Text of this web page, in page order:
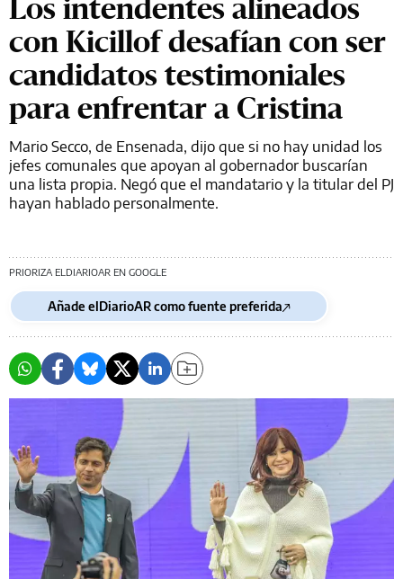
con Kicillof desafían con ser
candidatos testimoniales
para enfrentar a Cristina
Mario Secco, de Ensenada, dijo que si no hay unidad los
jefes comunales que apoyan al gobernador buscarían
una lista propia. Negó que el mandatario y la titular del PJ
hayan hablado personalmente.
PRIORIZA ELDIARIOAR EN GOOGLE
Añade elDiarioAR como fuente preferida